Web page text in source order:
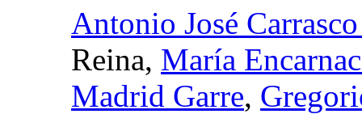
Antonio José
Reina, María
Madrid Garre,